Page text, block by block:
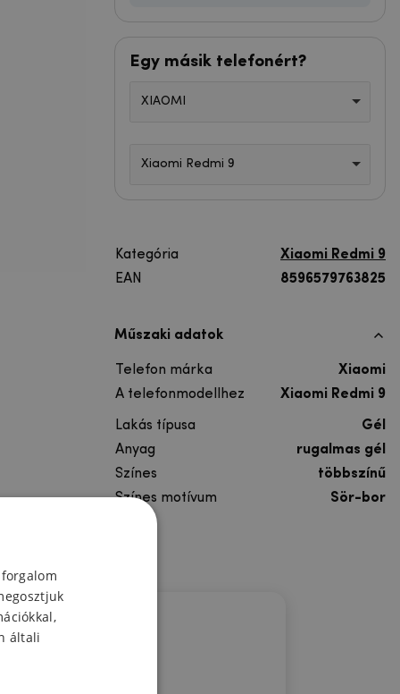
Egy másik telefonért?
XIAOMI
Xiaomi Redmi 9
Kategória
Xiaomi Redmi 9
EAN
8596579763825
Műszaki adatok
Telefon márka
Xiaomi
A telefonmodellhez
Xiaomi Redmi 9
Lakás típusa
Gél
Anyag
rugalmas gél
Színes
többszínű
Színes motívum
Sör-bor
általi